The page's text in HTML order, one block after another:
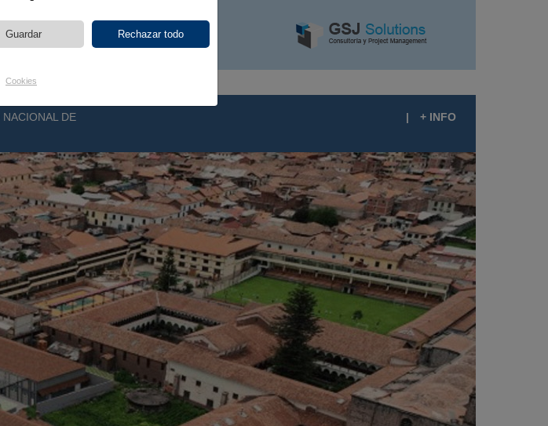
Cookies
DE
| + INFO
INSTITUCIÓN EDUCATIVA GLORIOSO
COLEGIO NACIONAL DE CIENCIAS DEL
DISTRITO DE CUSCO (PERÚ)
> Superficie construida. 22.498 m².
> Edificios. 15.
> Aulas. 54.
> Laboratorios y talleres. 14.
> Auditorio.